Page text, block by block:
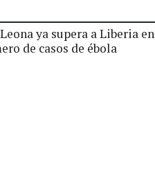
ya supera a Liberia en
de casos de ébola